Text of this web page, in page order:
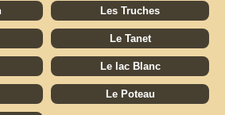
Les Truches
Le Tanet
Le lac Blanc
Le Poteau